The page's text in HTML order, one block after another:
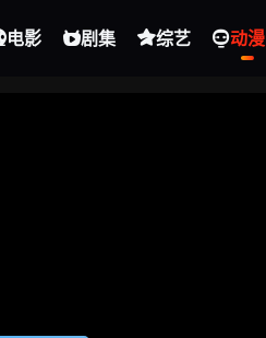
电影 剧集 综艺 动漫